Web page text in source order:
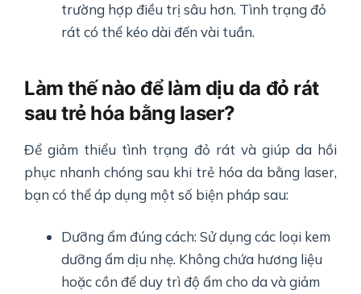
trường hợp điều trị sâu hơn. Tình trạng đỏ
rát có thể kéo dài đến vài tuần.
Làm thế nào để làm dịu da đỏ rát
sau trẻ hóa bằng laser?
Để giảm thiểu tình trạng đỏ rát và giúp da hồi
phục nhanh chóng sau khi trẻ hóa da bằng laser,
bạn có thể áp dụng một số biện pháp sau:
Dưỡng ẩm đúng cách: Sử dụng các loại kem
dưỡng ẩm dịu nhẹ. Không chứa hương liệu
hoặc cồn để duy trì độ ẩm cho da và giảm